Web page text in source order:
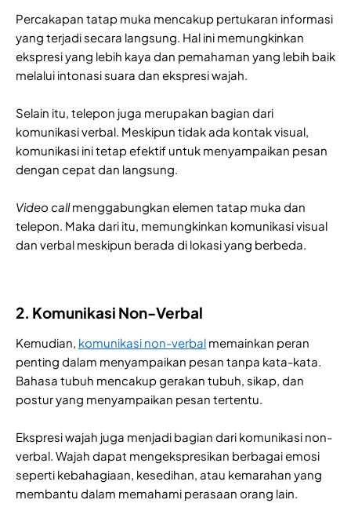
Percakapan tatap muka mencakup pertukaran informasi
yang terjadi secara langsung. Hal ini memungkinkan
ekspresi yang lebih kaya dan pemahaman yang lebih baik
melalui intonasi suara dan ekspresi wajah.
Selain itu, telepon juga merupakan bagian dari
komunikasi verbal. Meskipun tidak ada kontak visual,
komunikasi ini tetap efektif untuk menyampaikan pesan
dengan cepat dan langsung.
Video callmenggabungkan elemen tatap muka dan
telepon. Maka dari itu, memungkinkan komunikasi visual
dan verbal meskipun berada di lokasi yang berbeda.
2. Komunikasi Non-Verbal
Kemudian, komunikasi non-verbal memainkan peran
penting dalam menyampaikan pesan tanpa kata-kata.
Bahasa tubuh mencakup gerakan tubuh, sikap, dan
postur yang menyampaikan pesan tertentu.
Ekspresi wajah juga menjadi bagian dari komunikasi non-
verbal. Wajah dapat mengekspresikan berbagai emosi
seperti kebahagiaan, kesedihan, atau kemarahan yang
membantu dalam memahami perasaan orang lain.